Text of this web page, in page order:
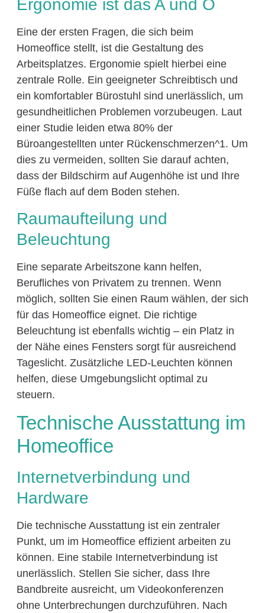
Ergonomie ist das A und O
Eine der ersten Fragen, die sich beim
Homeoffice stellt, ist die Gestaltung des
Arbeitsplatzes. Ergonomie spielt hierbei eine
zentrale Rolle. Ein geeigneter Schreibtisch und
ein komfortabler Bürostuhl sind unerlässlich, um
gesundheitlichen Problemen vorzubeugen. Laut
einer Studie leiden etwa 80% der
Büroangestellten unter Rückenschmerzen^1. Um
dies zu vermeiden, sollten Sie darauf achten,
dass der Bildschirm auf Augenhöhe ist und Ihre
Füße flach auf dem Boden stehen.
Raumaufteilung und
Beleuchtung
Eine separate Arbeitszone kann helfen,
Berufliches von Privatem zu trennen. Wenn
möglich, sollten Sie einen Raum wählen, der sich
für das Homeoffice eignet. Die richtige
Beleuchtung ist ebenfalls wichtig – ein Platz in
der Nähe eines Fensters sorgt für ausreichend
Tageslicht. Zusätzliche LED-Leuchten können
helfen, diese Umgebungslicht optimal zu
steuern.
Technische Ausstattung im
Homeoffice
Internetverbindung und
Hardware
Die technische Ausstattung ist ein zentraler
Punkt, um im Homeoffice effizient arbeiten zu
können. Eine stabile Internetverbindung ist
unerlässlich. Stellen Sie sicher, dass Ihre
Bandbreite ausreicht, um Videokonferenzen
ohne Unterbrechungen durchzuführen. Nach